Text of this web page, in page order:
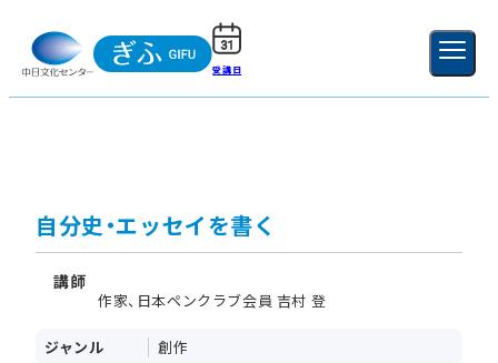
受講日 新規登録
自分史・エッセイを書く
講師
作家、日本ペンクラブ会員 吉村 登
ジャンル 創作